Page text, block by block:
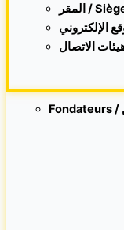
المقر /